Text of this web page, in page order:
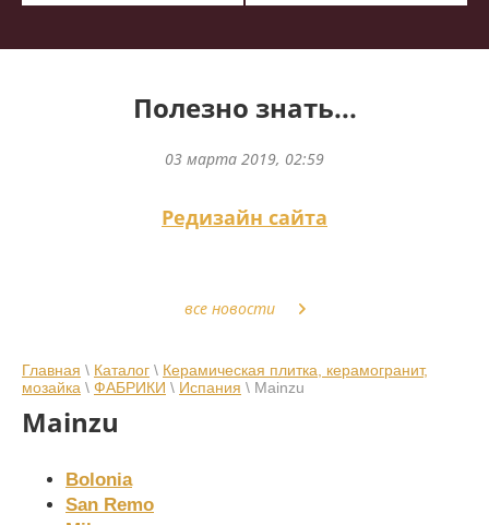
Полезно знать...
03 марта 2019, 02:59
Редизайн сайта
все новости
Главная \ Каталог \ Керамическая плитка, керамогранит,
мозайка \ ФАБРИКИ \ Испания \ Mainzu
Mainzu
Bolonia
San Remo